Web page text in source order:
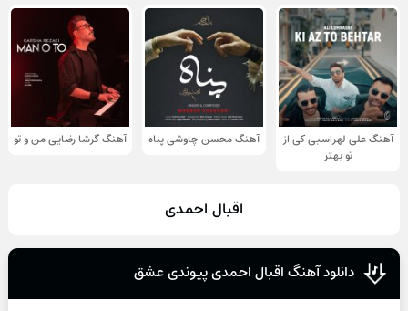
آهنگ علی لهراسبی کی از
تو ‌بهتر
آهنگ محسن چاوشی پناه آهنگ گرشا رضایی من و تو
اقبال احمدی
دانلود آهنگ اقبال احمدی پیوندی عشق